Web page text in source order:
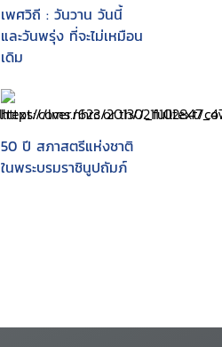
เพศวิถี : วันวาน วันนี้
และวันพรุ่ง ที่จะไม่เหมือน
เดิม
50 ปี สภาสตรีแห่งชาติ
ในพระบรมราชินูปถัมภ์